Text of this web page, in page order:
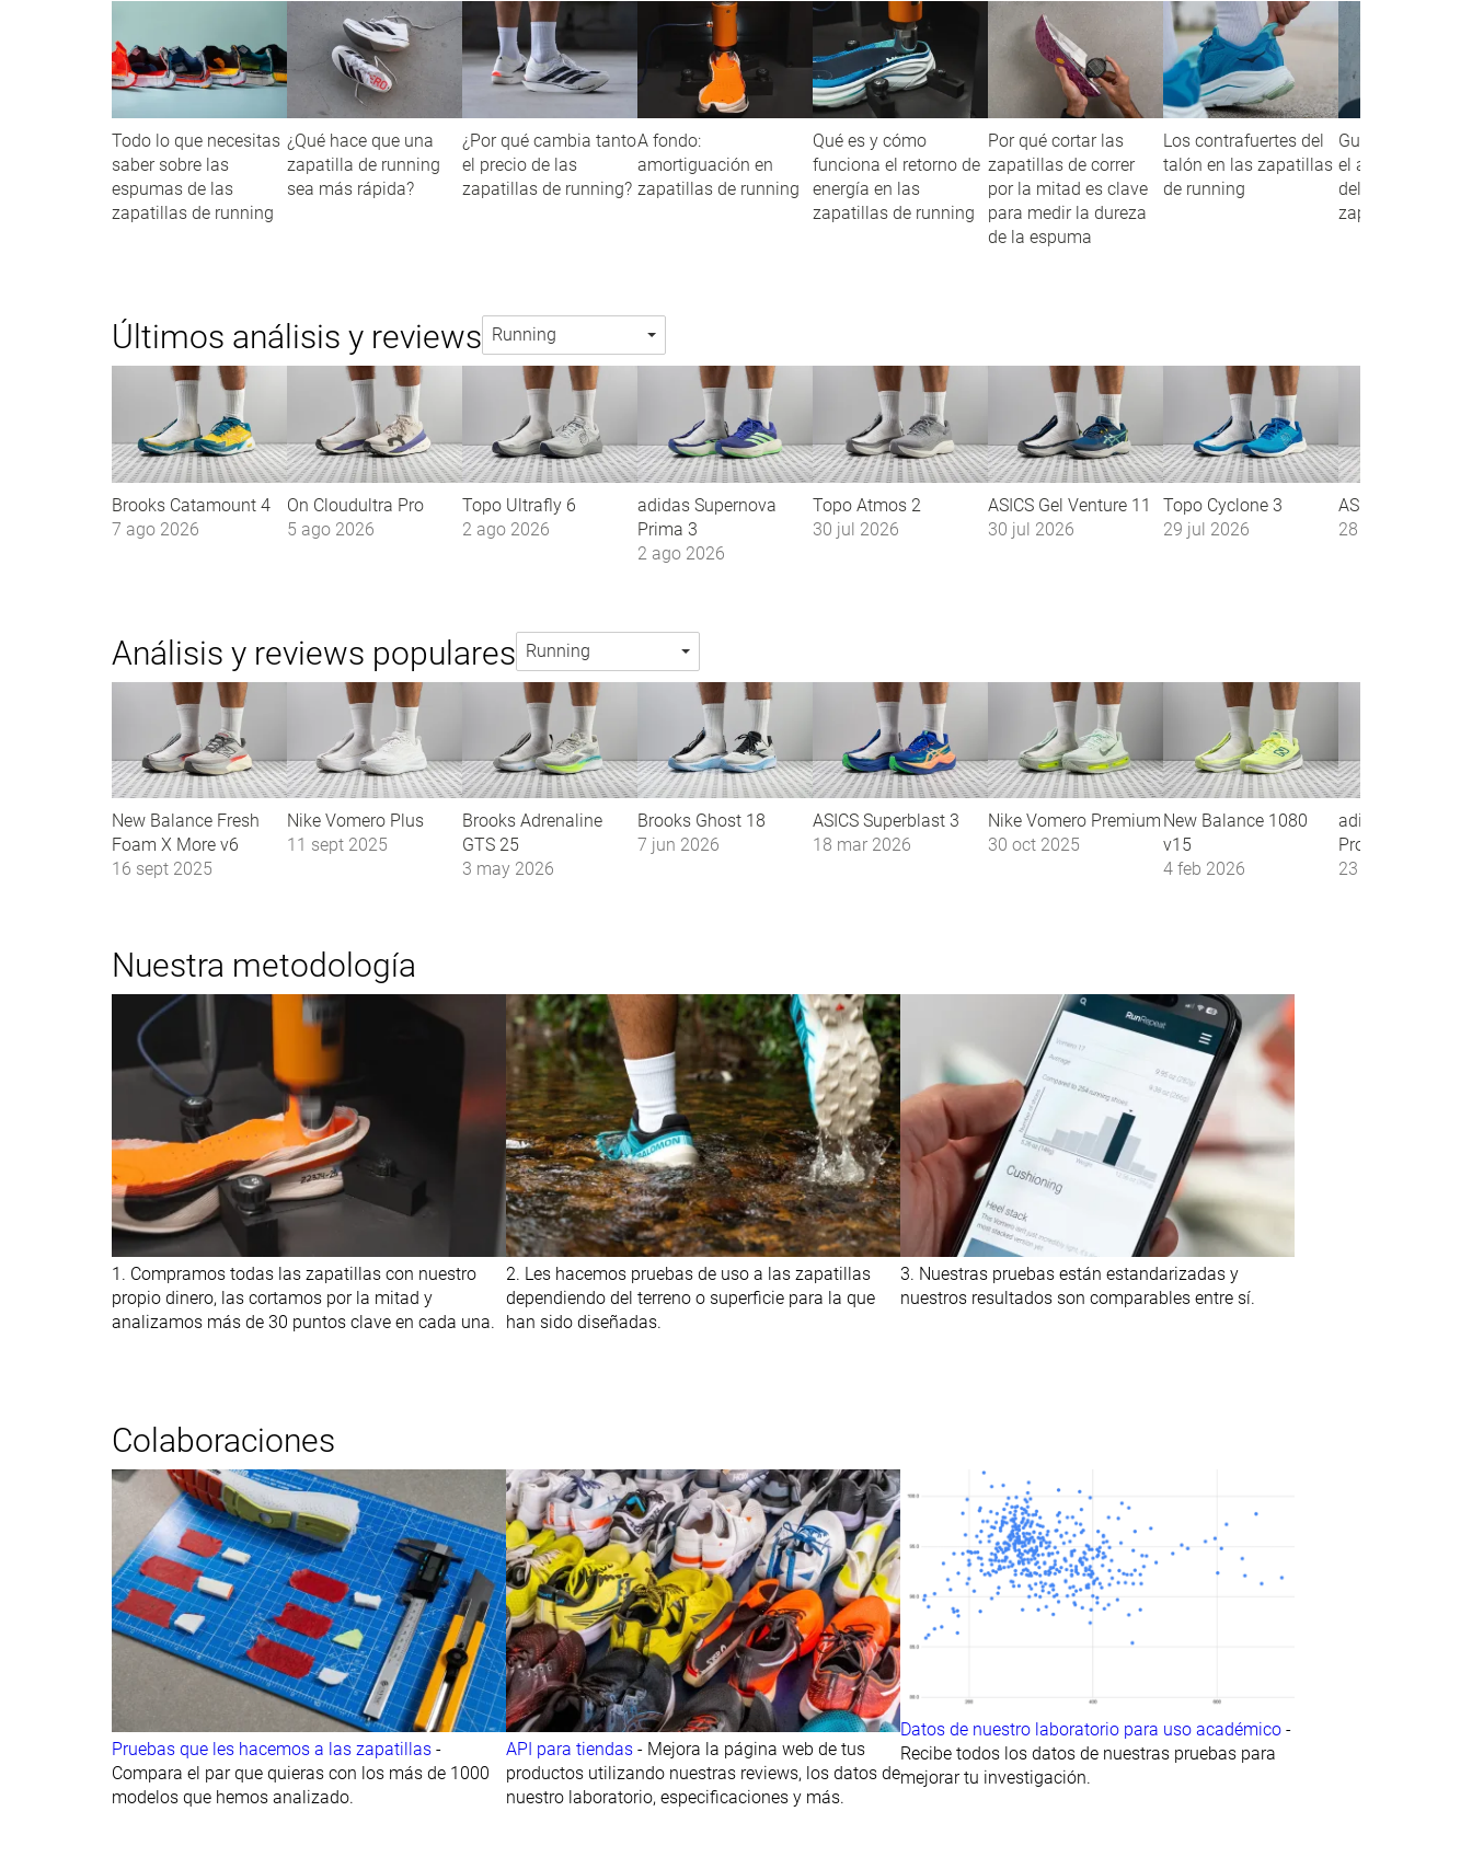
Todo lo que necesitas
saber sobre las
espumas de las
zapatillas de running
¿Qué hace que una
zapatilla de running
sea más rápida?
¿Por qué cambia tanto
el precio de las
zapatillas de running?
A fondo:
amortiguación en
zapatillas de running
Qué es y cómo
funciona el retorno de
energía en las
zapatillas de running
Por qué cortar las
zapatillas de correr
por la mitad es clave
para medir la dureza
de la espuma
Los contrafuertes del
talón en las zapatillas
de running
Guía para
el ajuste de la
delantera de tus
zapatillas de
Últimos análisis y reviews Running
Brooks Catamount 4
7 ago 2026
On Cloudultra Pro
5 ago 2026
Topo Ultrafly 6
2 ago 2026
adidas Supernova
Prima 3
2 ago 2026
Topo Atmos 2
30 jul 2026
ASICS Gel Venture 11
30 jul 2026
Topo Cyclone 3
29 jul 2026
ASICS Gel Pulse
28 jul 2026
Análisis y reviews populares Running
New Balance Fresh
Foam X More v6
16 sept 2025
Nike Vomero Plus
11 sept 2025
Brooks Adrenaline
GTS 25
3 may 2026
Brooks Ghost 18
7 jun 2026
ASICS Superblast 3
18 mar 2026
Nike Vomero Premium
30 oct 2025
New Balance 1080
v15
4 feb 2026
adidas Adizero
Pro Evo 3
23 abr 2026
Nuestra metodología
1. Compramos todas las zapatillas con nuestro
propio dinero, las cortamos por la mitad y
analizamos más de 30 puntos clave en cada una.
2. Les hacemos pruebas de uso a las zapatillas
dependiendo del terreno o superficie para la que
han sido diseñadas.
3. Nuestras pruebas están estandarizadas y
nuestros resultados son comparables entre sí.
Colaboraciones
Pruebas que les hacemos a las zapatillas -
Compara el par que quieras con los más de 1000
modelos que hemos analizado.
API para tiendas- Mejora la página web de tus
productos utilizando nuestras reviews, los datos de
nuestro laboratorio, especificaciones y más.
Datos de nuestro laboratorio para uso académico-
Recibe todos los datos de nuestras pruebas para
mejorar tu investigación.